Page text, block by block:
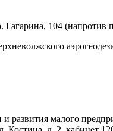
Гагарина, 104
малого